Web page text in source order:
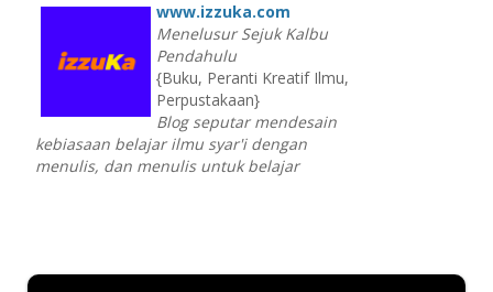
www.izzuka.com
Menelusur Sejuk Kalbu
Pendahulu
{Buku, Peranti Kreatif Ilmu,
Perpustakaan}
Blog seputar mendesain
kebiasaan belajar ilmu syar'i dengan
menulis, dan menulis untuk belajar